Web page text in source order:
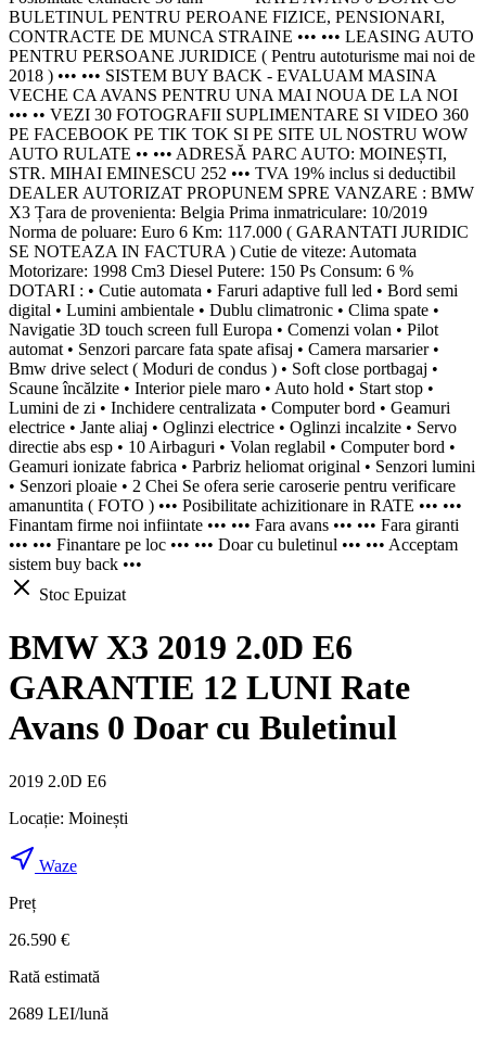
BULETINUL PENTRU PEROANE FIZICE, PENSIONARI,
CONTRACTE DE MUNCA STRAINE ••• ••• LEASING AUTO
PENTRU PERSOANE JURIDICE ( Pentru autoturisme mai noi de
2018 ) ••• ••• SISTEM BUY BACK - EVALUAM MASINA
VECHE CA AVANS PENTRU UNA MAI NOUA DE LA NOI
••• •• VEZI 30 FOTOGRAFII SUPLIMENTARE SI VIDEO 360
PE FACEBOOK PE TIK TOK SI PE SITE UL NOSTRU WOW
AUTO RULATE •• ••• ADRESĂ PARC AUTO: MOINEȘTI,
STR. MIHAI EMINESCU 252 ••• TVA 19% inclus si deductibil
DEALER AUTORIZAT PROPUNEM SPRE VANZARE : BMW
X3 Țara de provenienta: Belgia Prima inmatriculare: 10/2019
Norma de poluare: Euro 6 Km: 117.000 ( GARANTATI JURIDIC
SE NOTEAZA IN FACTURA ) Cutie de viteze: Automata
Motorizare: 1998 Cm3 Diesel Putere: 150 Ps Consum: 6 %
DOTARI : • Cutie automata • Faruri adaptive full led • Bord semi
digital • Lumini ambientale • Dublu climatronic • Clima spate •
Navigatie 3D touch screen full Europa • Comenzi volan • Pilot
automat • Senzori parcare fata spate afisaj • Camera marsarier •
Bmw drive select ( Moduri de condus ) • Soft close portbagaj •
Scaune încălzite • Interior piele maro • Auto hold • Start stop •
Lumini de zi • Inchidere centralizata • Computer bord • Geamuri
electrice • Jante aliaj • Oglinzi electrice • Oglinzi incalzite • Servo
directie abs esp • 10 Airbaguri • Volan reglabil • Computer bord •
Geamuri ionizate fabrica • Parbriz heliomat original • Senzori lumini
• Senzori ploaie • 2 Chei Se ofera serie caroserie pentru verificare
amanuntita ( FOTO ) ••• Posibilitate achizitionare in RATE ••• •••
Finantam firme noi infiintate ••• ••• Fara avans ••• ••• Fara giranti
••• ••• Finantare pe loc ••• ••• Doar cu buletinul ••• ••• Acceptam
sistem buy back •••
Stoc Epuizat
BMW X3 2019 2.0D E6
GARANTIE 12 LUNI Rate
Avans 0 Doar cu Buletinul
2019 2.0D E6
Locație: Moinești
Waze
Preț
26.590 €
Rată estimată
2689 LEI/lună